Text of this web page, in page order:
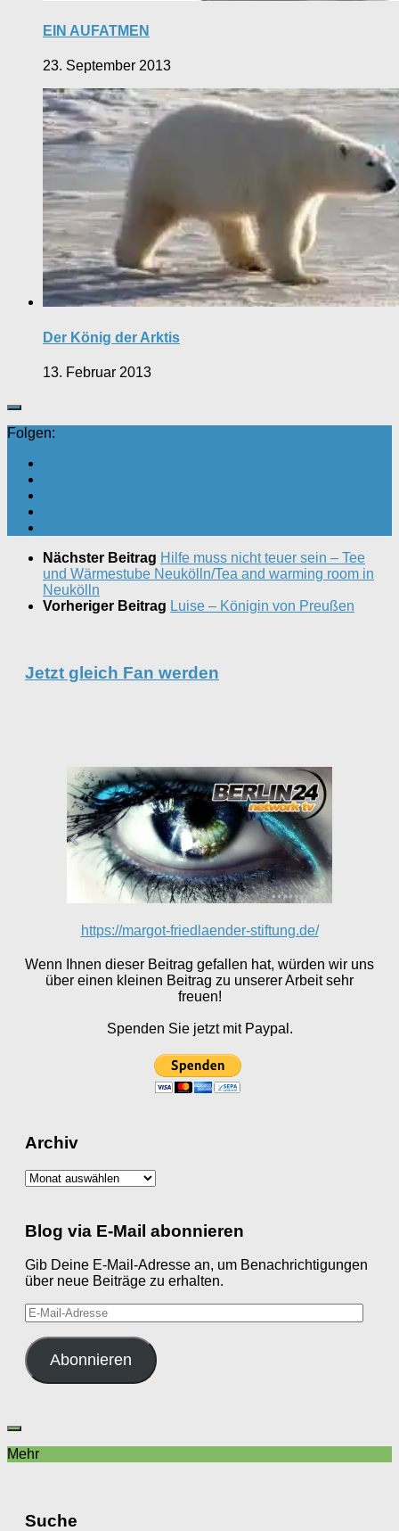
EIN AUFATMEN
23. September 2013
Der König der Arktis
13. Februar 2013
Folgen:
Nächster Beitrag Hilfe muss nicht teuer sein – Tee
und Wärmestube Neukölln/Tea and warming room in
Neukölln
Vorheriger Beitrag Luise – Königin von Preußen
Jetzt gleich Fan werden
https://margot-friedlaender-stiftung.de/
Wenn Ihnen dieser Beitrag gefallen hat, würden wir uns
über einen kleinen Beitrag zu unserer Arbeit sehr
freuen!
Spenden Sie jetzt mit Paypal.
Archiv
Archiv
Blog via E-Mail abonnieren
Gib Deine E-Mail-Adresse an, um Benachrichtigungen
über neue Beiträge zu erhalten.
E-
Mail-
Adresse
Abonnieren
Mehr
Suche